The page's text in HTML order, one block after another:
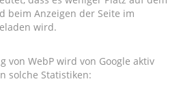
beim Anzeigen der Seite im
wird.
von WebP wird von Google aktiv
solche Statistiken: